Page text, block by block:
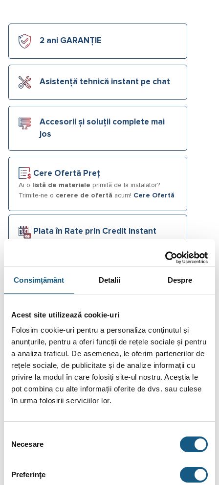
Consimțământ Detalii Despre
Acest site utilizează cookie-uri
Folosim cookie-uri pentru a personaliza conținutul și
anunțurile, pentru a oferi funcții de rețele sociale și pentru
a analiza traficul. De asemenea, le oferim partenerilor de
rețele sociale, de publicitate și de analize informații cu
privire la modul în care folosiți site-ul nostru. Aceștia le
pot combina cu alte informații oferite de dvs. sau culese
în urma folosirii serviciilor lor.
consimțământului
Necesare
Preferinţe
2 ani GARANȚIE
Asistență tehnică instant pe chat
Accesorii și soluții complete mai
jos
Cere Ofertă Preț
Ai o listă de materiale primită de la instalator?
Trimite-ne o cerere de ofertă acum! Cere Ofertă
Plata în Rate prin Credit Instant
conține accesorii neincluse în pachetele standard. De
asemenea, unele specificații pot fi modificate de către
DESCRIERE
BRAND
Racordul semiolandez este destinat utilizarii in instalatii
sanitare si termice.Produsul se monteaza si demonteaza cu